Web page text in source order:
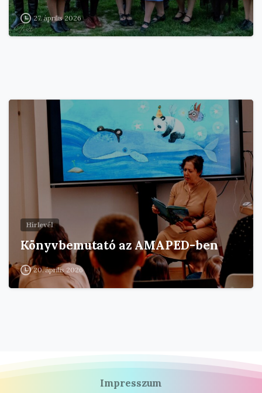
27. április 2026
Hírlevél
Könyvbemutató az AMAPED-ben
20. április 2026
Impresszum